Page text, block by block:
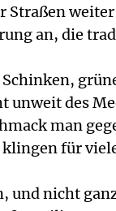
an, die
des
man
für
nicht